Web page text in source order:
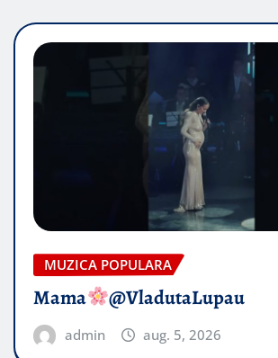
MUZICA POPULARA
Mama @VladutaLupau
admin aug. 5, 2026